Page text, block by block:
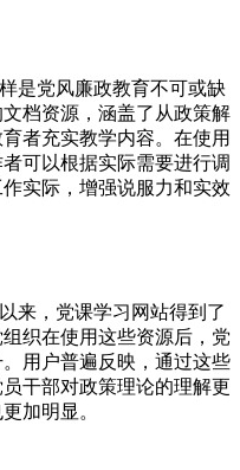
是党风廉政教育不可或缺
档资源，涵盖了从政策解
者充实教学内容。在使用
可以根据实际需要进行调
实际，增强说服力和实效
来，党课学习网站得到了
织在使用这些资源后，党
用户普遍反映，通过这些
干部对政策理论的理解更
加明显。